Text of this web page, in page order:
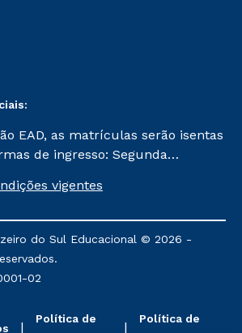
EAD, as matrículas serão isentas
de ingresso: Segunda
a taxa de matrícula será de R$
referentes aos cursos: Ensino
para a Docência e Metodologia
Questões Atuais.
vigentes
do Sul Educacional © 2026 -
02
Política de
Política de